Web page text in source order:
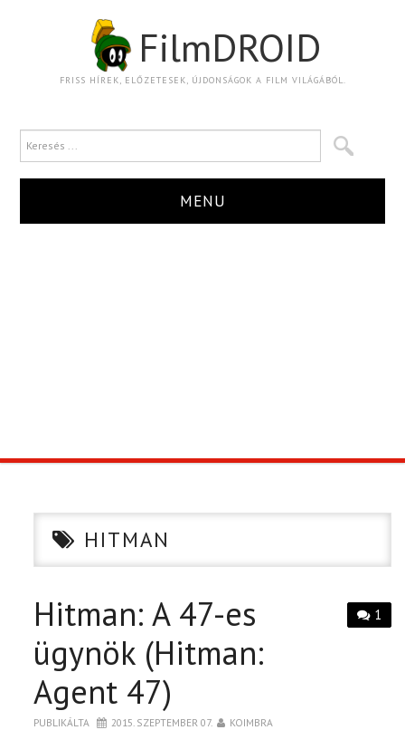
FilmDROID
FRISS HÍREK, ELŐZETESEK, ÚJDONSÁGOK A FILM VILÁGÁBÓL.
MENU
CIKK
PÓLÓ RENDELÉS
HITMAN
1
Hitman: A 47-es
ügynök (Hitman:
Agent 47)
PUBLIKÁLTA 2015. SZEPTEMBER 07. KOIMBRA